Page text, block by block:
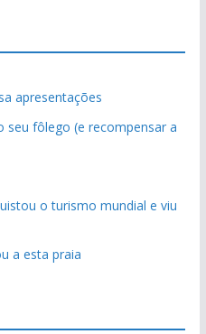
apresentações
seu fôlego (e recompensar a
o turismo mundial e viu
a esta praia